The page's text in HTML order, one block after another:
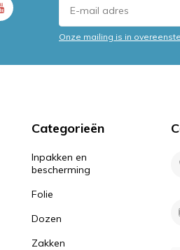
Onze mailing is in
Categorieën
Inpakken en
bescherming
Folie
Dozen
Zakken